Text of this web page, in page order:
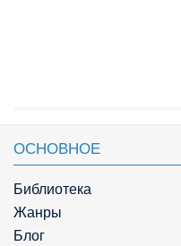
ОСНОВНОЕ
Библиотека
Жанры
Блог